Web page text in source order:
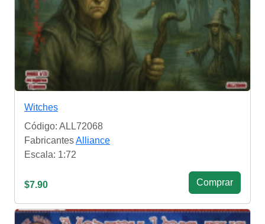
Witches
Código: ALL72068
FabricantesAlliance
Escala: 1:72
$7.90 Сomprar